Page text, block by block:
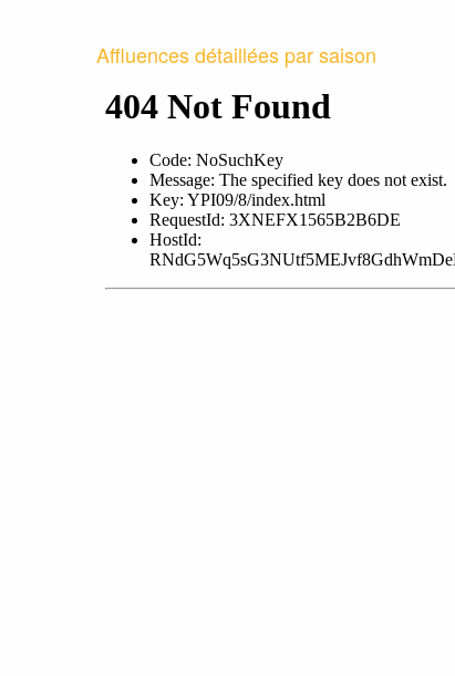
Affluences détaillées par saison